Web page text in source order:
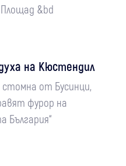
&bd
на Кюстендил
от Бусинци,
фурор на
България“